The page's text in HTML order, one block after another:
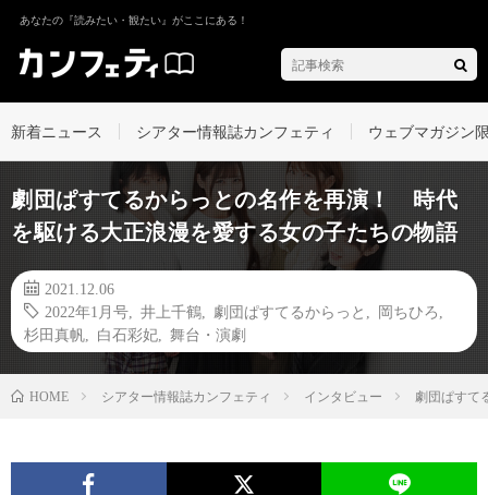
あなたの『読みたい・観たい』がここにある！
新着ニュース シアター情報誌カンフェティ ウェブマガジン
劇団ぱすてるからっとの名作を再演！ 時代
を駆ける大正浪漫を愛する女の子たちの物語
2021.12.06
2022年1月号
井上千鶴 劇団ぱすてるからっと 岡ちひろ
杉田真帆
白石彩妃 舞台・演劇
HOME シアター情報誌カンフェティ インタビュー 劇団ぱすて